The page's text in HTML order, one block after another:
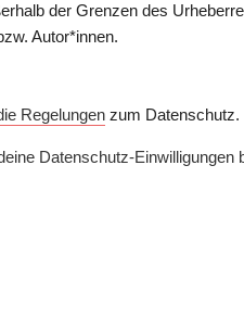
der Grenzen des
Autor*innen.
Regelungen zum Datenschutz.
Datenschutz-Einwilligungen